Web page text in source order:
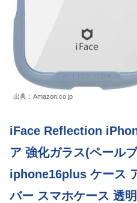
出典：Amazon.co.jp
iFace Reflection
ア 強化ガラス(ペール
iphone16plus ケース
バー スマホケース 透